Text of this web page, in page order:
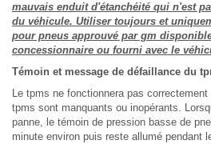
mauvais enduit d'étanchéité qui n'est
du véhicule. Utiliser toujours et
pour pneus approuvé par gm
concessionnaire ou fourni avec le
Témoin et message de défaillance du
Le tpms ne fonctionnera pas
tpms sont manquants ou inopérants.
panne, le témoin de pression basse de
minute environ puis reste allumé pendant